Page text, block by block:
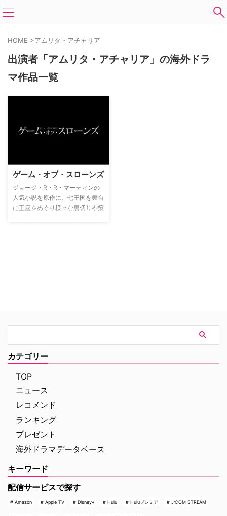
HOME >アムリタ・アチャリア
出演者「アムリタ・アチャリア」の海外ドラ
マ作品一覧
ゲーム・オブ・スローンズ
ジョージ・R・R・マーティンの
人気小説を原作に、七王国を舞台
に王座をめぐり様々な裏切りや策
カテゴリー
TOP
ニュース
レコメンド
ランキング
プレゼント
海外ドラマデータベース
キーワード
配信サービスで探す
Amazon Apple TV Disney+ Hulu Huluプレミア J:COM STREAM